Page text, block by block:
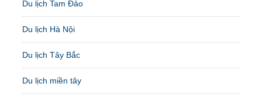
Du lịch Tam Đảo
Du lịch Hà Nội
Du lịch Tây Bắc
Du lịch miền tây